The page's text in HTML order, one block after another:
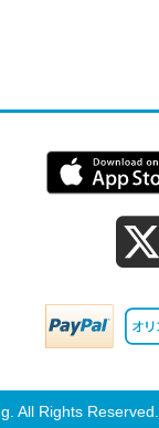
All Rights Reserved.